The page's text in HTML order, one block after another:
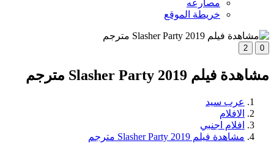
مصارعه
خريطة الموقع
0
2
مشاهدة فيلم Slasher Party 2019 مترجم
عرب سيد
الافلام
افلام اجنبي
مشاهدة فيلم Slasher Party 2019 مترجم